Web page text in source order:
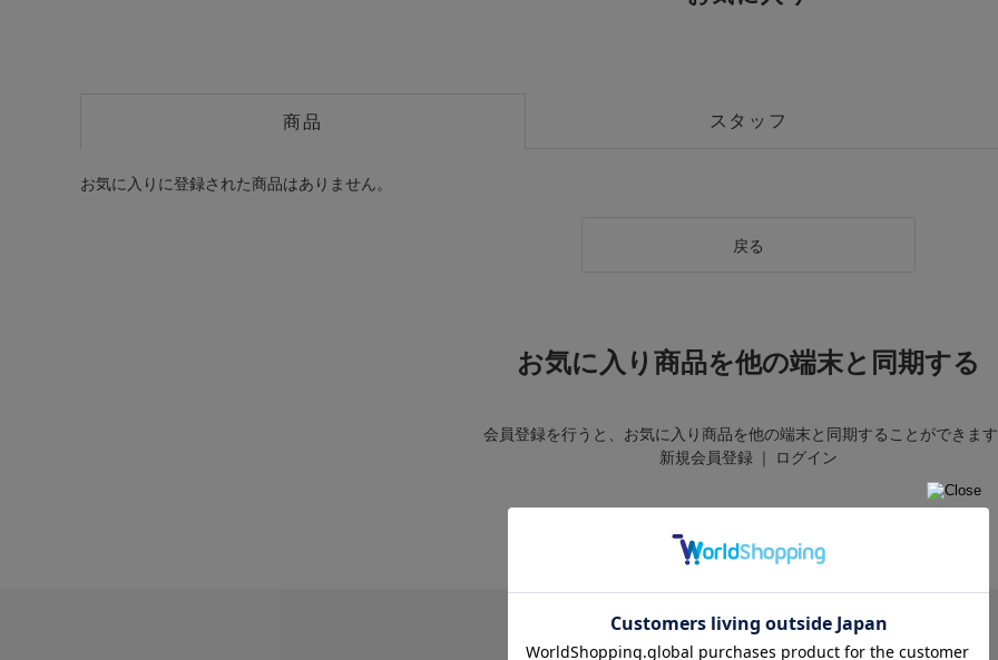
商品 スタッフ
お気に入りに登録された商品はありません。
戻る
お気に入り商品を他の端末と同期する
会員登録を行うと、お気に入り商品を他の端末と同期することができます
新規会員登録 ｜ ログイン